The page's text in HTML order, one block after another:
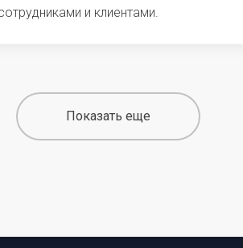
и клиентами.
Показать еще